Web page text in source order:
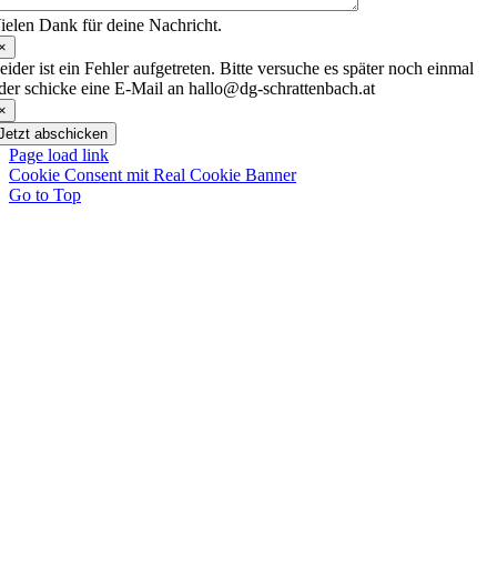
Dank für deine Nachricht.
ist ein Fehler aufgetreten. Bitte versuche es später noch einmal
schicke eine E-Mail an hallo@dg-schrattenbach.at
abschicken
Page load link
Cookie Consent mit Real Cookie Banner
Go to Top